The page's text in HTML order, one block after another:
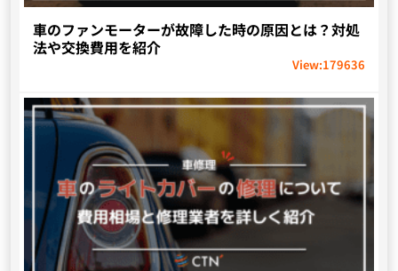
車のファンモーターが故障した時の原因とは？対処
法や交換費用を紹介
View:179636